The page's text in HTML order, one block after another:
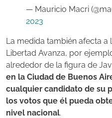
— Mauricio Macri
2023
La medida también afecta a
Libertad Avanza, por
alrededor de la figura de
en la Ciudad de Buenos
cualquier candidato de su
los votos que él pueda
nivel nacional.